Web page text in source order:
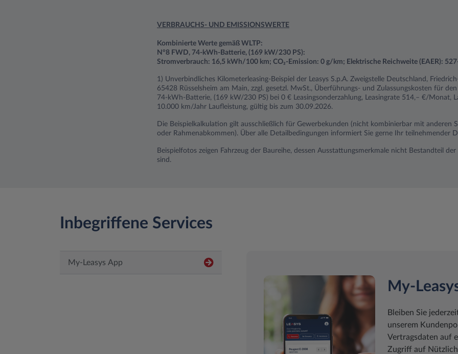
VERBRAUCHS- UND EMISSIONSWERTE
Kombinierte Werte gemäß WLTP:
N°8 FWD, 74-kWh-Batterie, (169 kW/230 PS):
Stromverbrauch: 16,5 kWh/100 km; CO₂-Emission: 0 g/km; Elektrische Reichweite (EAER):
1) Unverbindliches Kilometerleasing-Beispiel der Leasys S.p.A. Zweigstelle Deutschland,
65428 Rüsselsheim am Main, zzgl. gesetzl. MwSt., Überführungs- und Zulassungskosten für
74-kWh-Batterie, (169 kW/230 PS) bei 0 € Leasingsonderzahlung, Leasingrate 514,– €/Monat,
10.000 km/Jahr Laufleistung, gültig bis zum 30.09.2026.
Die Beispielkalkulation gilt ausschließlich für Gewerbekunden (nicht kombinierbar mit anderen
oder Rahmenabkommen). Über alle Detailbedingungen informiert Sie gerne Ihr teilnehmender
Beispielfotos zeigen Fahrzeug der Baureihe, dessen Ausstattungsmerkmale nicht Bestandteil
sind.
Inbegriffene Services
My-Leasys App
My-
Bleiben Sie
unserem
Vertragsdaten auf
Zugriff auf